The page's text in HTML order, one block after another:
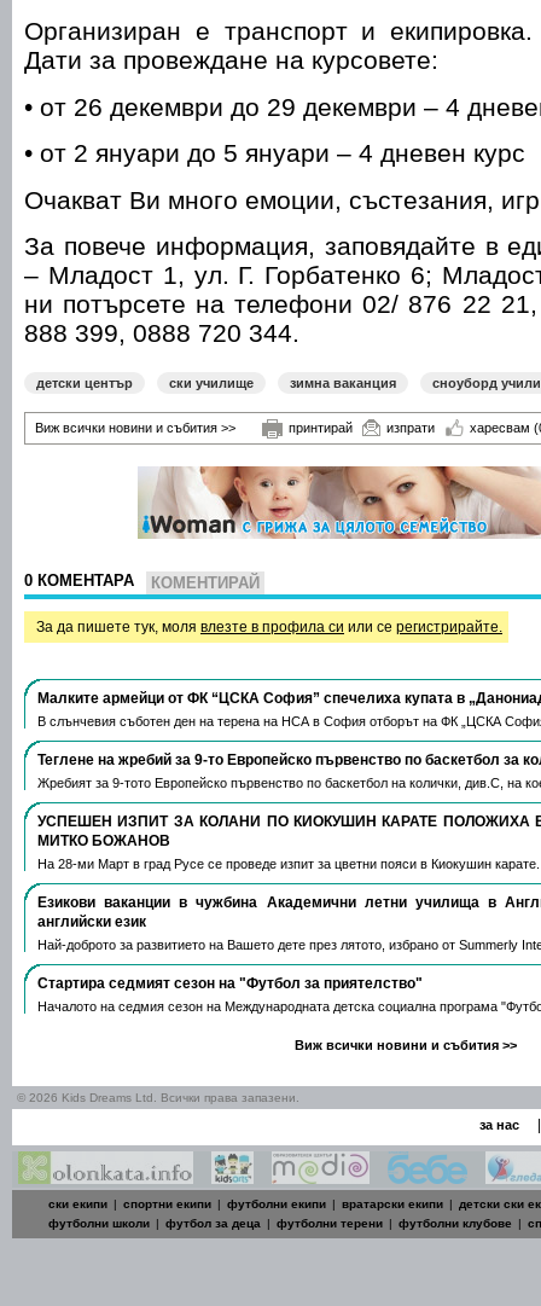
Организиран е транспорт и екипировка.
Дати за провеждане на курсовете:
• от 26 декември до 29 декември – 4
• от 2 януари до 5 януари – 4 дневен курс
Очакват Ви много емоции, състезания,
За повече информация, заповядайте в
– Младост 1, ул. Г. Горбатенко 6;
ни потърсете на телефони 02/ 876 22
888 399, 0888 720 344.
детски център ски училище зимна ваканция сноуборд
Виж всички новини и събития >> принтирай изпрати харесвам
0 КОМЕНТАРА КОМЕНТИРАЙ
За да пишете тук, моля влезте в профила си или се регистрирайте.
Малките армейци от ФК “ЦСКА София” спечелиха купата в
В слънчевия съботен ден на терена на НСА в София отборът на ФК „ЦСКА
Теглене на жребий за 9-то Европейско първенство по баскетбол за
Жребият за 9-тото Европейско първенство по баскетбол на колички, див.С, на
УСПЕШЕН ИЗПИТ ЗА КОЛАНИ ПО КИОКУШИН КАРАТЕ ПОЛОЖИХА
МИТКО БОЖАНОВ
На 28-ми Март в град Русе се проведе изпит за цветни пояси в Киокушин
Езикови ваканции​ в чужбина Академични летни училища в
английски език
Най-доброто за развитието на Вашето дете през лятото, избрано от Summerly
Стартира седмият сезон на "Футбол за приятелство"
Началото на седмия сезон на Международната детска социална програма
Виж всички новини и събития >>
© 2026 Kids Dreams Ltd. Всички права запазени.
за нас
ски екипи | спортни екипи | футболни екипи | вратарски екипи |
детски ски
футболни школи | футбол за деца | футболни терени | футболни клубове |